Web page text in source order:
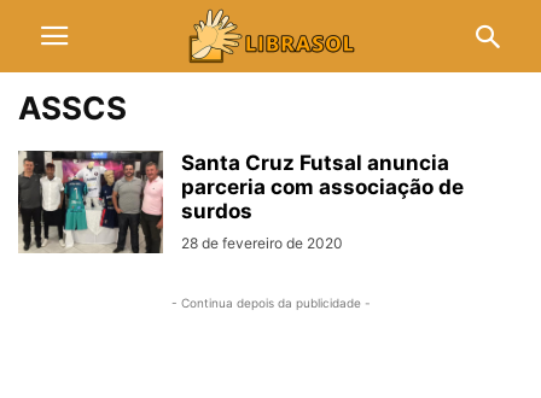
ASSCS
Santa Cruz Futsal anuncia
parceria com associação de
surdos
28 de fevereiro de 2020
- Continua depois da publicidade -